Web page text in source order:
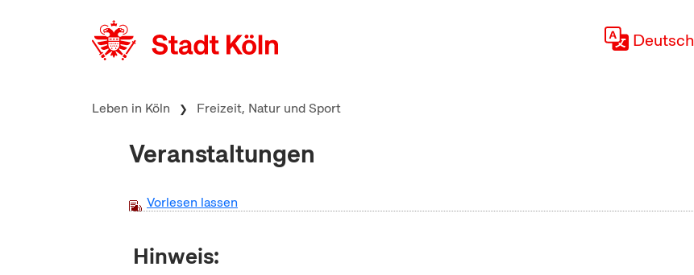
Deutsch
Leben in Köln Freizeit, Natur und Sport
Veranstaltungen
Vorlesen lassen
Hinweis: